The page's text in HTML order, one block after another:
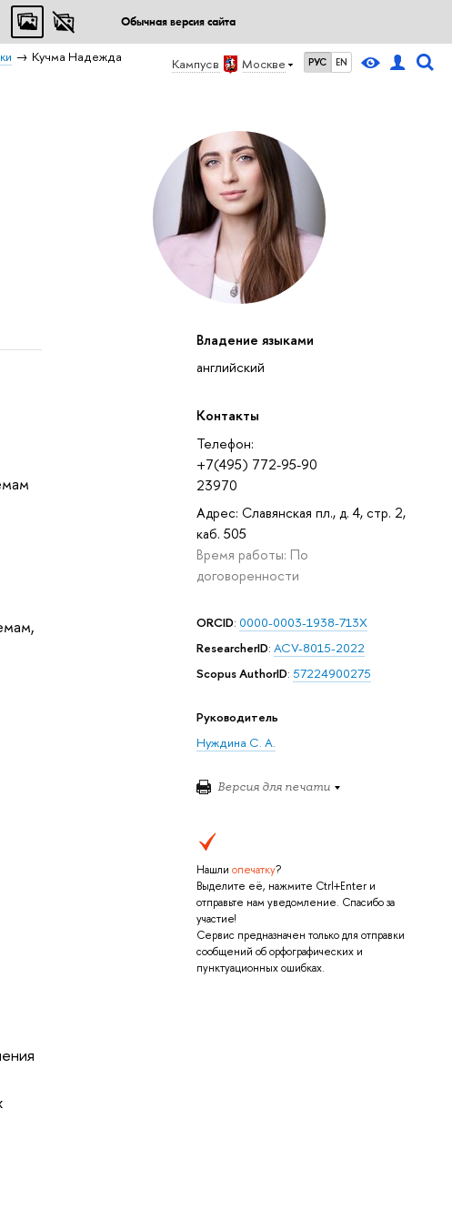
Обычная версия сайта
Кампус в Москве РУС EN
Кучма Надежда
Владение языками
английский
Контакты
Телефон:
+7(495) 772-95-90
23970
Адрес: Славянская пл., д. 4, стр. 2,
каб. 505
Время работы: По
договоренности
ORCID: 0000-0003-1938-713X
ResearcherID: ACV-8015-2022
Scopus AuthorID: 57224900275
Руководитель
Нуждина С. А.
Версия для печати
Нашли опечатку?
Выделите её, нажмите Ctrl+Enter и
отправьте нам уведомление. Спасибо за
участие!
Сервис предназначен только для отправки
сообщений об орфографических и
пунктуационных ошибках.